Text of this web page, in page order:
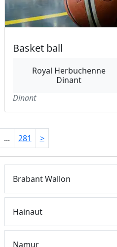
Basket ball
Royal Herbuchenne
Dinant
Dinant
... 281 >
Brabant Wallon
Hainaut
Namur